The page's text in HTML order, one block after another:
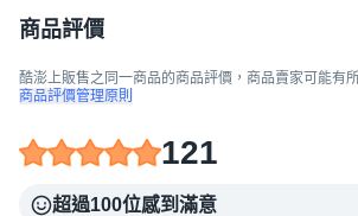
商品評價
酷澎上販售之同一商品的商品評價，商品賣家可能有
商品評價管理原則
121
超過100位感到滿意